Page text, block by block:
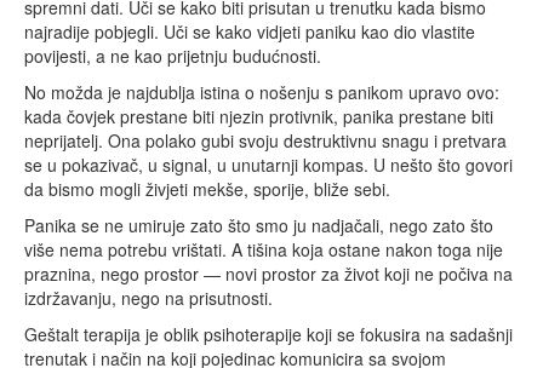
spremni dati. Uči se kako biti prisutan u trenutku kada bismo
najradije pobjegli. Uči se kako vidjeti paniku kao dio vlastite
povijesti, a ne kao prijetnju budućnosti.
No možda je najdublja istina o nošenju s panikom upravo ovo:
kada čovjek prestane biti njezin protivnik, panika prestane biti
neprijatelj. Ona polako gubi svoju destruktivnu snagu i pretvara
se u pokazivač, u signal, u unutarnji kompas. U nešto što govori
da bismo mogli živjeti mekše, sporije, bliže sebi.
Panika se ne umiruje zato što smo ju nadjačali, nego zato što
više nema potrebu vrištati. A tišina koja ostane nakon toga nije
praznina, nego prostor — novi prostor za život koji ne počiva na
izdržavanju, nego na prisutnosti.
Geštalt terapija je oblik psihoterapije koji se fokusira na sadašnji
trenutak i način na koji pojedinac komunicira sa svojom